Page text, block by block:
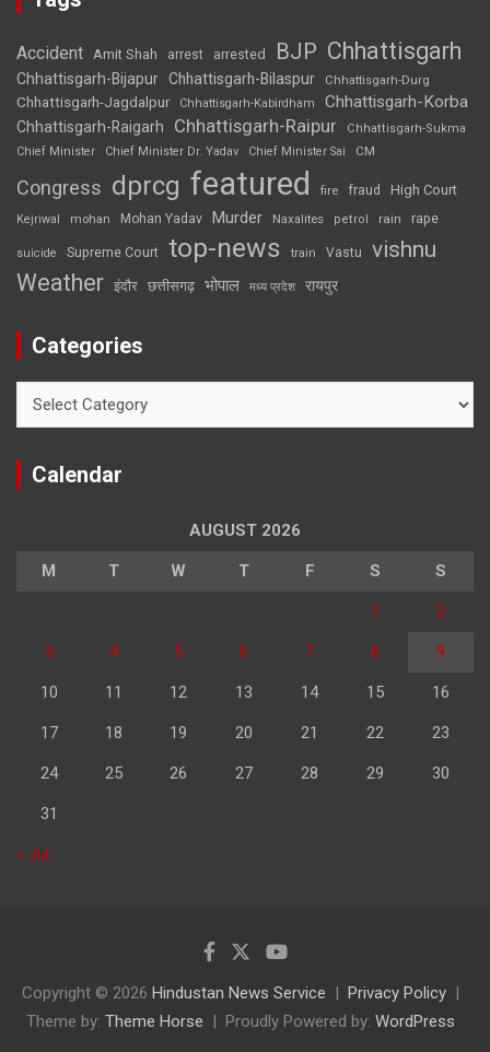
Accident Amit Shah arrest arrested BJP Chhattisgarh
Chhattisgarh-Bijapur Chhattisgarh-Bilaspur Chhattisgarh-Durg
Chhattisgarh-Jagdalpur Chhattisgarh-Kabirdham Chhattisgarh-Korba
Chhattisgarh-Raigarh Chhattisgarh-Raipur
Chhattisgarh-Sukma
Chief Minister
Chief Minister Dr. Yadav Chief Minister Sai CM
Congress dprcg featured fire fraud High Court
Kejriwal mohan Mohan Yadav Murder Naxalites petrol rain rape
suicide Supreme Court top-news train Vastu vishnu
Weather इंदौर छत्तीसगढ़ भोपाल मध्य प्रदेश रायपुर
Categories
Calendar
AUGUST 2026
M T W T F S S
1 2
3 4 5 6 7 8 9
10 11 12 13 14 15 16
17 18 19 20 21 22 23
24 25 26 27 28 29 30
31
« Jul
Copyright © 2026 Hindustan News Service
Privacy Policy
Theme by: Theme Horse Proudly Powered by: WordPress